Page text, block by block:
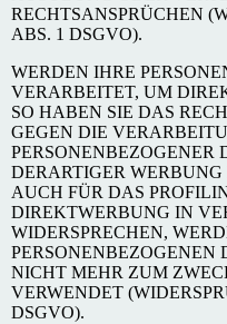
RECHTSANSPRÜCHEN
ABS. 1 DSGVO).
WERDEN IHRE
VERARBEITET, UM
SO HABEN SIE DAS
GEGEN DIE
PERSONENBEZOGENER
DERARTIGER
AUCH FÜR DAS
DIREKTWERBUNG IN
WIDERSPRECHEN,
PERSONENBEZOGENEN
NICHT MEHR ZUM
VERWENDET
DSGVO).